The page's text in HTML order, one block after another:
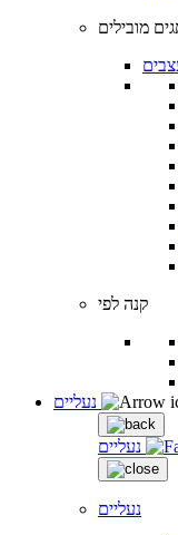
מובילים
קנה לפי
נעליים
נעליים